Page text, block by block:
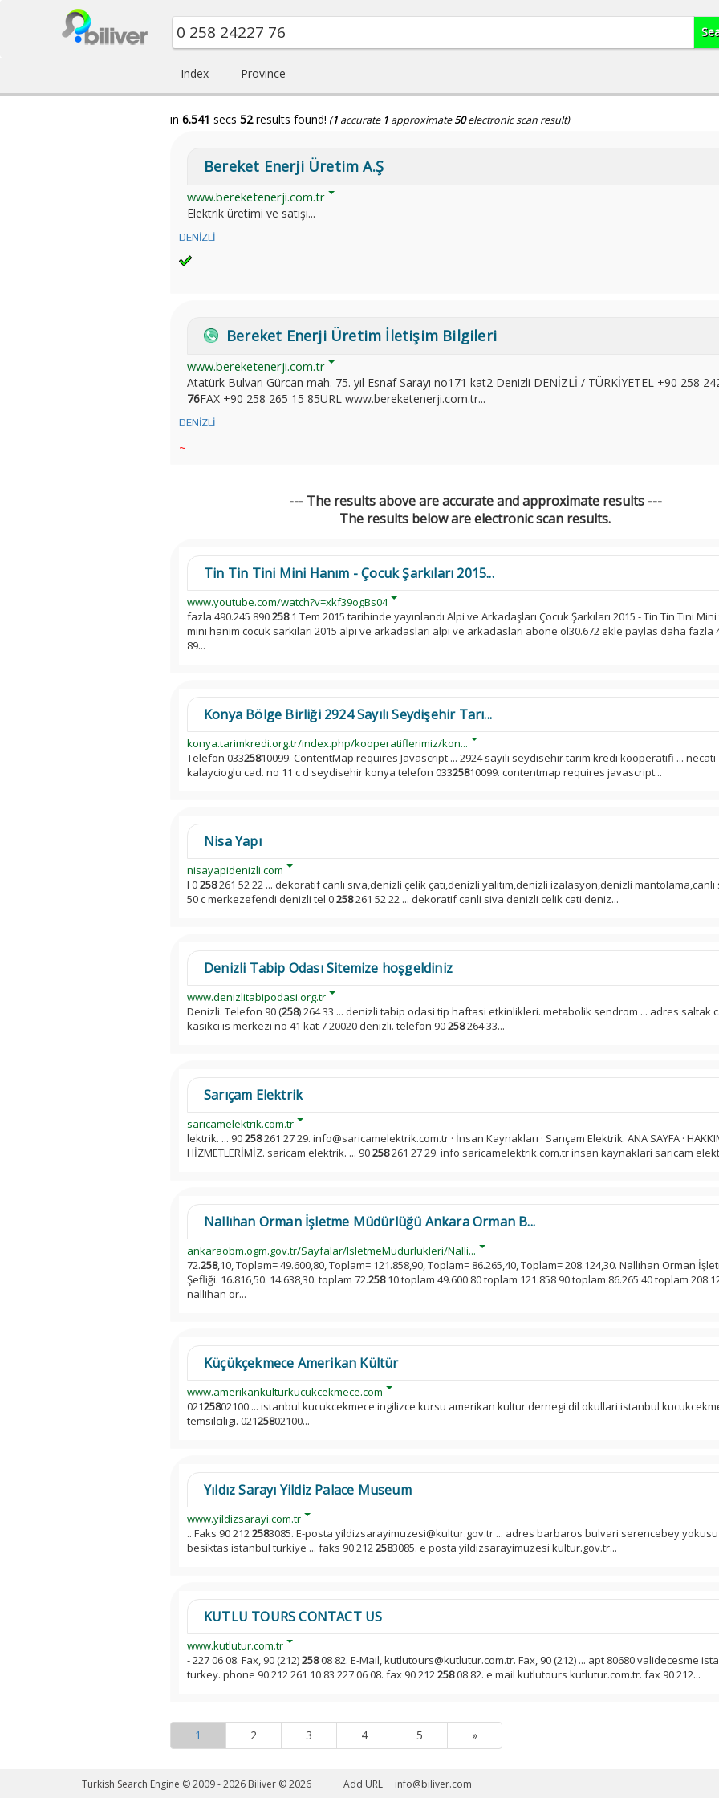
Index Province
in 6.541 secs 52results found! (1 accurate 1 approximate50electronic scan result)
Bereket Enerji Üretim A.Ş
www.bereketenerji.com.tr
Elektrik üretimi ve satışı...
DENİZLİ
Bereket Enerji Üretim İletişim Bilgileri
www.bereketenerji.com.tr
Atatürk Bulvarı Gürcan mah. 75. yıl Esnaf Sarayı no171 kat2 Denizli DENİZLİ / TÜRKİYETEL +90 258
76FAX +90 258 265 15 85URL www.bereketenerji.com.tr...
DENİZLİ
~
--- The results above are accurate and approximate results ---
The results below are electronic scan results.
Tin Tin Tini Mini Hanım - Çocuk Şarkıları 2015...
www.youtube.com/watch?v=xkf39ogBs04
fazla 490.245 8902581 Tem 2015 tarihinde yayınlandı Alpi ve Arkadaşları Çocuk Şarkıları 2015 - Tin Tin Tini
mini hanim cocuk sarkilari 2015 alpi ve arkadaslari alpi ve arkadaslari abone ol30.672 ekle paylas daha fazla
89...
Konya Bölge Birliği 2924 Sayılı Seydişehir Tarı...
konya.tarimkredi.org.tr/index.php/kooperatiflerimiz/kon...
Telefon 03325810099. ContentMap requires Javascript ... 2924 sayili seydisehir tarim kredi kooperatifi ... necati
kalaycioglu cad. no 11 c d seydisehir konya telefon 03325810099. contentmap requires javascript...
Nisa Yapı
nisayapidenizli.com
l 0258261 52 22 ... dekoratif canlı sıva,denizli çelik çatı,denizli yalıtım,denizli izalasyon,denizli mantolama,canlı
50 c merkezefendi denizli tel 0258261 52 22 ... dekoratif canli siva denizli celik cati deniz...
Denizli Tabip Odası Sitemize hoşgeldiniz
www.denizlitabipodasi.org.tr
Denizli. Telefon 90 (258) 264 33 ... denizli tabip odasi tip haftasi etkinlikleri. metabolik sendrom ... adres saltak
kasikci is merkezi no 41 kat 7 20020 denizli. telefon 90258264 33...
Sarıçam Elektrik
saricamelektrik.com.tr
lektrik. ... 90258261 27 29. info@saricamelektrik.com.tr · İnsan Kaynakları · Sarıçam Elektrik. ANA SAYFA ·
HİZMETLERİMİZ. saricam elektrik. ... 90258261 27 29. info saricamelektrik.com.tr insan kaynaklari saricam
Nallıhan Orman İşletme Müdürlüğü Ankara Orman B...
ankaraobm.ogm.gov.tr/Sayfalar/IsletmeMudurlukleri/Nalli...
72.258,10, Toplam= 49.600,80, Toplam= 121.858,90, Toplam= 86.265,40, Toplam= 208.124,30. Nallıhan Orman
Şefliği. 16.816,50. 14.638,30. toplam 72.25810 toplam 49.600 80 toplam 121.858 90 toplam 86.265 40 toplam
nallihan or...
Küçükçekmece Amerikan Kültür
www.amerikankulturkucukcekmece.com
02125802100 ... istanbul kucukcekmece ingilizce kursu amerikan kultur dernegi dil okullari istanbul
temsilciligi. 02125802100...
Yıldız Sarayı Yildiz Palace Museum
www.yildizsarayi.com.tr
.. Faks 90 2122583085. E-posta yildizsarayimuzesi@kultur.gov.tr ... adres barbaros bulvari serencebey
besiktas istanbul turkiye ... faks 90 2122583085. e posta yildizsarayimuzesi kultur.gov.tr...
KUTLU TOURS CONTACT US
www.kutlutur.com.tr
- 227 06 08. Fax, 90 (212)25808 82. E-Mail, kutlutours@kutlutur.com.tr. Fax, 90 (212) ... apt 80680 validecesme
turkey. phone 90 212 261 10 83 227 06 08. fax 90 21225808 82. e mail kutlutours kutlutur.com.tr. fax 90 212...
1 2 3 4 5 »
Turkish Search Engine © 2009 - 2026 Biliver © 2026 Add URL info@biliver.com